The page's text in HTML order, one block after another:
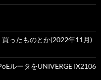
買ったものとか(2022年11月)
ルータをUNIVERGE IX2106